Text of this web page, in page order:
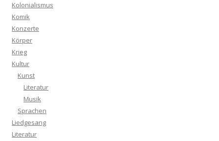
Kolonialismus
Komik
Konzerte
Körper
Krieg
Kultur
Kunst
Literatur
Musik
Sprachen
Liedgesang
Literatur